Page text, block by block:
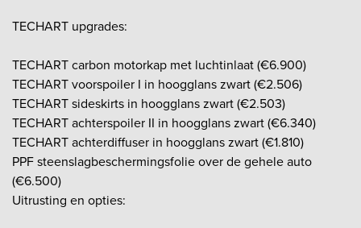
TECHART upgrades:
TECHART carbon motorkap met luchtinlaat (€6.900)
TECHART voorspoiler I in hoogglans zwart (€2.506)
TECHART sideskirts in hoogglans zwart (€2.503)
TECHART achterspoiler II in hoogglans zwart (€6.340)
TECHART achterdiffuser in hoogglans zwart (€1.810)
PPF steenslagbeschermingsfolie over de gehele auto
(€6.500)
Uitrusting en opties: